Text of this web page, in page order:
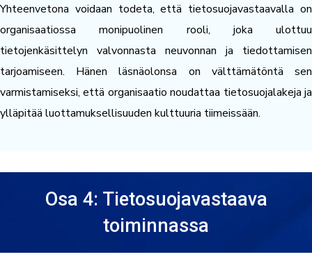
Yhteenvetona voidaan todeta, että tietosuojavastaavalla on
organisaatiossa monipuolinen rooli, joka ulottuu
tietojenkäsittelyn valvonnasta neuvonnan ja tiedottamisen
tarjoamiseen. Hänen läsnäolonsa on välttämätöntä sen
varmistamiseksi, että organisaatio noudattaa tietosuojalakeja ja
ylläpitää luottamuksellisuuden kulttuuria tiimeissään.
Osa 4: Tietosuojavastaava
toiminnassa